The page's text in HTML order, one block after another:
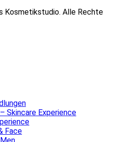
Kosmetikstudio. Alle Rechte
Skincare Experience
Face